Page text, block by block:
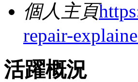
個人主頁
repair-
活躍概況